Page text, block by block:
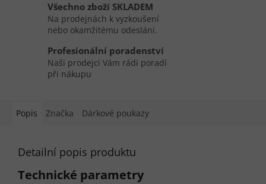
Všechno zboží SKLADEM
Na prodejnách k vyzkoušení
nebo okamžitému odeslání.
Profesionální poradenství
Naši prodejci Vám rádi poradí
při nákupu
Popis Značka Dárkové poukazy
Detailní popis produktu
Technické parametry